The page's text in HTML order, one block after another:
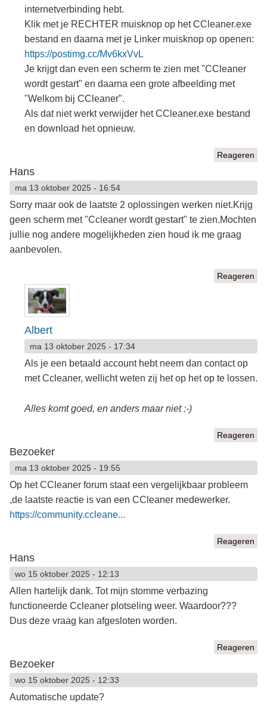
internetverbinding hebt.
Klik met je RECHTER muisknop op het CCleaner.exe
bestand en daarna met je Linker muisknop op openen:
https://postimg.cc/Mv6kxVvL
Je krijgt dan even een scherm te zien met "CCleaner
wordt gestart" en daarna een grote afbeelding met
"Welkom bij CCleaner".
Als dat niet werkt verwijder het CCleaner.exe bestand
en download het opnieuw.
Reageren
Hans
ma 13 oktober 2025 - 16:54
Sorry maar ook de laatste 2 oplossingen werken niet.Krijg
geen scherm met "Ccleaner wordt gestart" te zien.Mochten
jullie nog andere mogelijkheden zien houd ik me graag
aanbevolen.
Reageren
Albert
ma 13 oktober 2025 - 17:34
Als je een betaald account hebt neem dan contact op
met Ccleaner, wellicht weten zij het op het op te lossen.
Alles komt goed, en anders maar niet :-)
Reageren
Bezoeker
ma 13 oktober 2025 - 19:55
Op het CCleaner forum staat een vergelijkbaar probleem
,de laatste reactie is van een CCleaner medewerker.
https://community.ccleane...
Reageren
Hans
wo 15 oktober 2025 - 12:13
Allen hartelijk dank. Tot mijn stomme verbazing
functioneerde Ccleaner plotseling weer. Waardoor???
Dus deze vraag kan afgesloten worden.
Reageren
Bezoeker
wo 15 oktober 2025 - 12:33
Automatische update?